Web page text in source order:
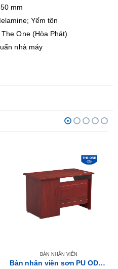
mm
Yếm tôn
One (Hòa Phát)
nhà máy
BÀN NHÂN VIÊN
Bàn nhân viên sơn PU OD1200C